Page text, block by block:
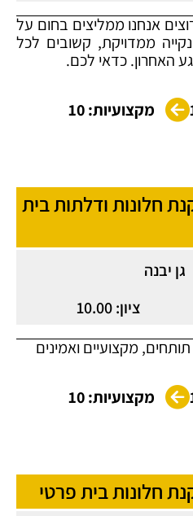
אנחנו ממליצים בחום על
ממדויקת, קשובים לכל
האחרון. כדאי לכם.
מקצועיות: 10
חלונות ודלתות בית
גן יבנה
ציון: 10.00
מקצועיים ואמינים
מקצועיות: 10
חלונות בית פרטי